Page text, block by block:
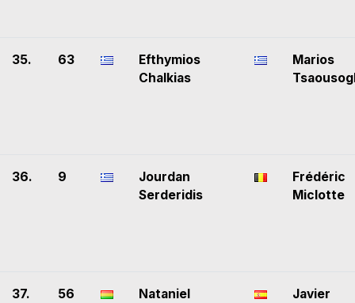
35. 63
Efthymios
Chalkias
Marios
36. 9
Jourdan
Serderidis
Frédéric
Miclotte
37. 56
Nataniel
Javier